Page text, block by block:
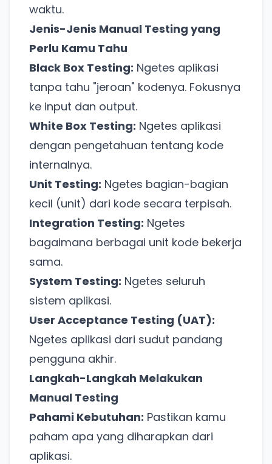
waktu.
Jenis-Jenis Manual Testing yang
Perlu Kamu Tahu
Black Box Testing: Ngetes aplikasi
tanpa tahu "jeroan" kodenya. Fokusnya
ke input dan output.
White Box Testing: Ngetes aplikasi
dengan pengetahuan tentang kode
internalnya.
Unit Testing: Ngetes bagian-bagian
kecil (unit) dari kode secara terpisah.
Integration Testing: Ngetes
bagaimana berbagai unit kode bekerja
sama.
System Testing: Ngetes seluruh
sistem aplikasi.
User Acceptance Testing (UAT):
Ngetes aplikasi dari sudut pandang
pengguna akhir.
Langkah-Langkah Melakukan
Manual Testing
Pahami Kebutuhan: Pastikan kamu
paham apa yang diharapkan dari
aplikasi.